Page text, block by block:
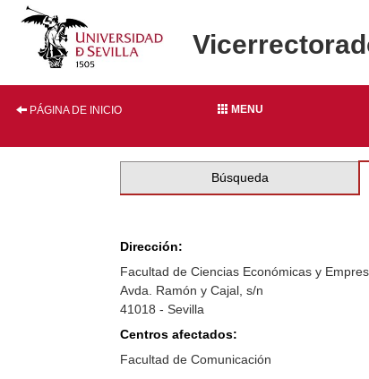
PÁGINA DE INICIO MENU
Búsqueda
Dirección:
Facultad de Ciencias Económicas y
Avda. Ramón y Cajal, s/n
41018 - Sevilla
Centros afectados:
Facultad de Comunicación